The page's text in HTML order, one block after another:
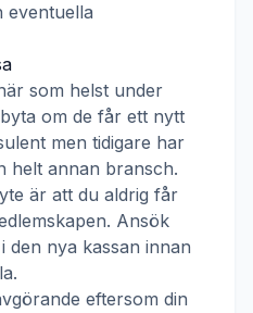
eventuella
som helst under
om de får ett nytt
men tidigare har
helt annan bransch.
är att du aldrig får
Ansök
den nya kassan innan
eftersom din